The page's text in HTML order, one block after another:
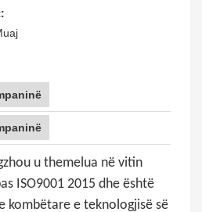
u themelua në vitin
ISO9001 2015 dhe është
kombëtare e teknologjisë së